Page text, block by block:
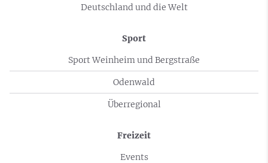
Deutschland und die Welt
Sport
Sport Weinheim und Bergstraße
Odenwald
Überregional
Freizeit
Events